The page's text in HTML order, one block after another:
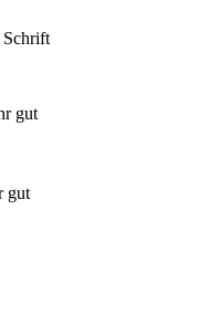
Schrift
gut
gut